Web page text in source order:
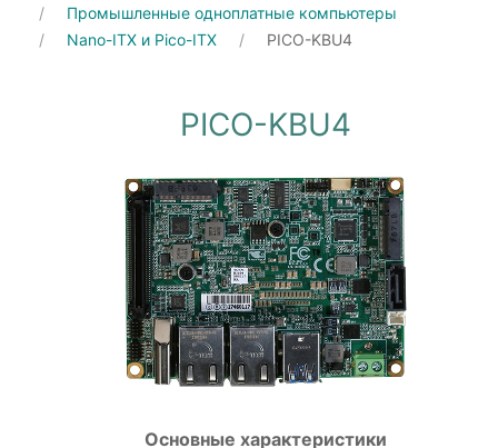
Промышленные одноплатные компьютеры
Nano-ITX и Pico-ITX
PICO-KBU4
PICO-KBU4
Основные характеристики